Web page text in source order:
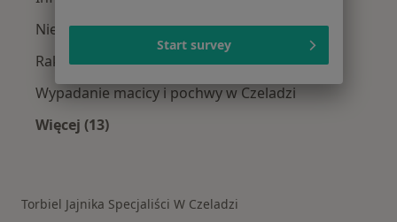
Niepowodzenia ciążowe w Czeladzi
Rak szyjki macicy w Czeladzi
Wypadanie macicy i pochwy w Czeladzi
Więcej (13)
Torbiel Jajnika Specjaliści W Czeladzi
Start survey